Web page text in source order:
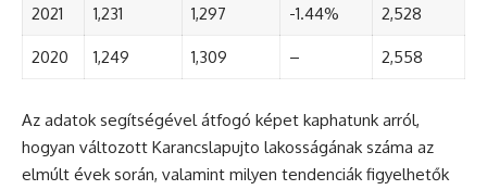
2021 1,231 1,297 -1.44% 2,528
2020 1,249 1,309 – 2,558
Az adatok segítségével átfogó képet kaphatunk arról,
hogyan változott Karancslapujto lakosságának száma az
elmúlt évek során, valamint milyen tendenciák figyelhetők